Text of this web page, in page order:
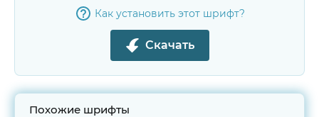
Как установить этот шрифт?
Скачать
Похожие шрифты